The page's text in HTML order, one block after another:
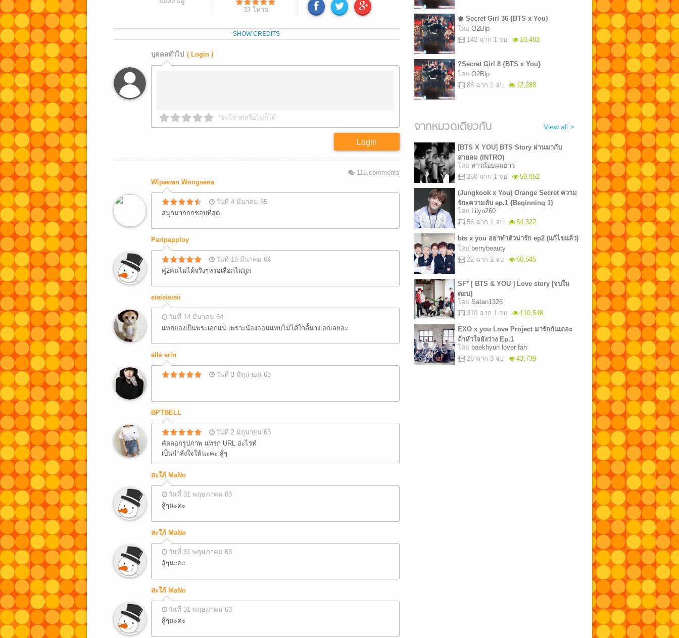
33โหวต
SHOW CREDITS
บุคคลทั่วไป ( Login )
*จะโหวตหรือไม่ก็ได้
Login
116 comments
Wipawan Wongsena
วันที่ 4 มีนาคม 65
สนุกมากกกชอบที่สุด
Paripapploy
วันที่ 18 มีนาคม 64
คู่2คนไม่ได้จริงๆหรอเลือกไม่ถูก
eieieieieii
วันที่ 14 มีนาคม 64
แทฮยองเป็นพระเอกแน่ เพราะน้องจอนแทบไม่ได้ใกล้้นางเอกเลยอะ
elle erin
วันที่ 3 มิถุนายน 63
BPTBELL
วันที่ 2 มิถุนายน 63
คัดลอกรูปภาพ แทรก URL อ่ะไรท์
เป็นกำลังใจให้นะคะ สู้ๆ
สะใภ้ MaNo
วันที่ 31 พฤษภาคม 63
สู้ๆนะคะ
สะใภ้ MaNo
วันที่ 31 พฤษภาคม 63
สู้ๆนะคะ
สะใภ้ MaNo
วันที่ 31 พฤษภาคม 63
สู้ๆนะคะ
♚ Secret Girl 36 {BTS x You}
โดย O2Blp
142 ฉาก 1 จบ
10,493
?Secret Girl 8 {BTS x You}
โดย O2Blp
88 ฉาก 1 จบ
12,288
จากหมวดเดียวกัน View all >
[BTS X YOU] BTS Story ผ่านมากับ
สายลม (INTRO)
โดย สาวน้อยผมยาว
250 ฉาก 1 จบ
59,052
(Jungkook x You) Orange Secret ความ
รักxความลับ ep.1 {Beginning 1}
โดย Lilyn260
56 ฉาก 1 จบ
84,322
bts x you อย่าทำตัวน่ารัก ep2 (แก้ไขแล้ว)
โดย berrybeauty
22 ฉาก 2 จบ
60,545
SF* [ BTS & YOU ] Love story [จบใน
ตอน]
โดย Satan1326
310 ฉาก 1 จบ
110,548
EXO x you Love Project มารักกันเถอะ
ถ้าหัวใจยังว่าง Ep.1
โดย baekhyun lover fah
26 ฉาก 3 จบ
43,739